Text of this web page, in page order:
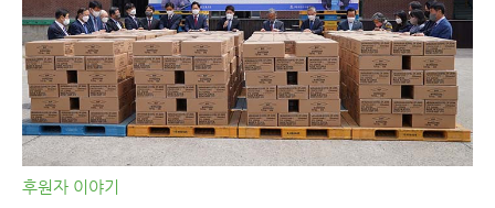
후원자 이야기